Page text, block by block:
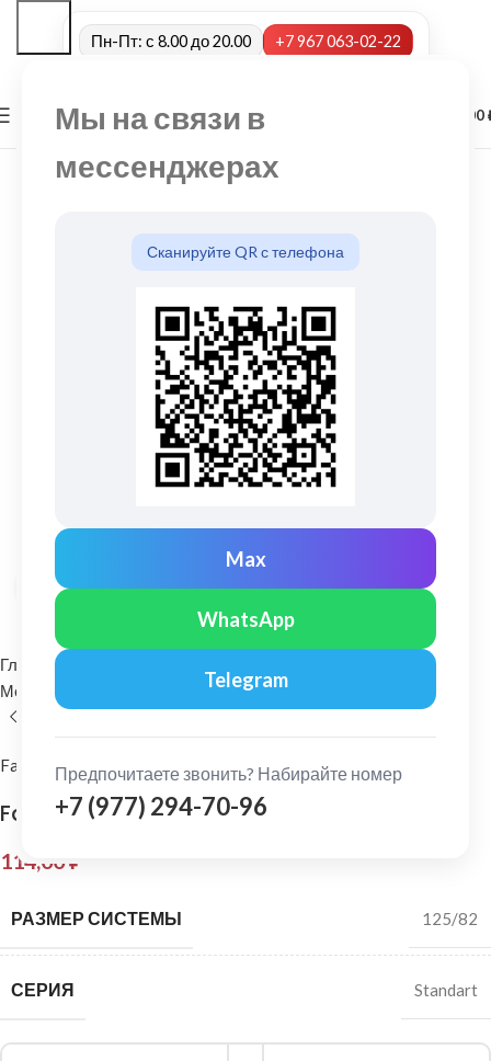
Мы на связи в
мессенджерах
Сканируйте QR с телефона
Max
WhatsApp
Telegram
Предпочитаете звонить? Набирайте номер
+7 (977) 294-70-96
Пн-Пт: с 8.00 до 20.00 +7 967 063-02-22
МЕНЮ 0,00
Нажмите, чтобы увеличить
Главная
Металлические водосточные системы
FarAcs
FarAcs: Хомут крепления трубы Серый
114,00₽
РАЗМЕР СИСТЕМЫ 125/82
СЕРИЯ Standart
Alternative: